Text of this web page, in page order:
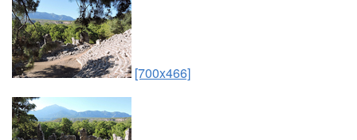
[700x466]